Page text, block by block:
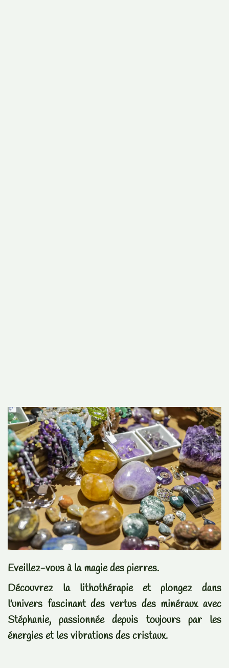
Eveillez-vous à la magie des pierres.
Découvrez la lithothérapie et plongez dans
l'univers fascinant des vertus des minéraux avec
Stéphanie, passionnée depuis toujours par les
énergies et les vibrations des cristaux.